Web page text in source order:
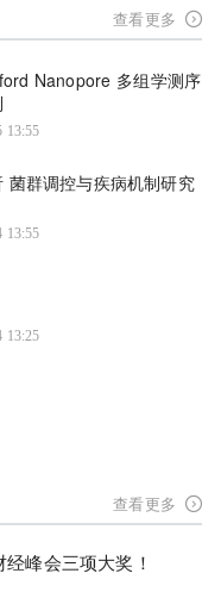
查看更多
Nanopore 多组学测序
13:55
菌群调控与疾病机制研究
13:55
13:25
查看更多
峰会三项大奖！